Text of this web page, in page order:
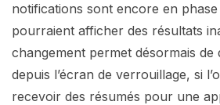
notifications sont encore en
pourraient afficher des résultats
changement permet désormais de
depuis l’écran de verrouillage, si
recevoir des résumés pour une